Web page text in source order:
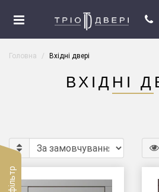
Головна Вхідні двері
ВХІДНІ
фільтр